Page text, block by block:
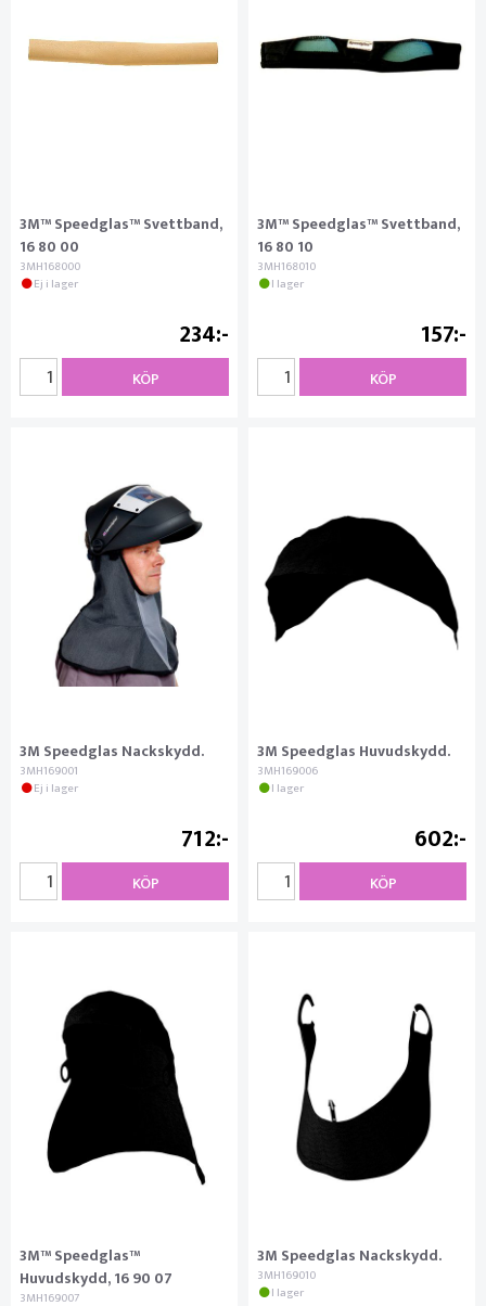
3M™ Speedglas™ Svettband,
16 80 00
3MH168000
Ej i lager
234
KÖP
3M™ Speedglas™ Svettband,
16 80 10
3MH168010
I lager
157
KÖP
3M Speedglas Nackskydd.
3MH169001
Ej i lager
712
KÖP
3M Speedglas Huvudskydd.
3MH169006
I lager
602
KÖP
3M™ Speedglas™
Huvudskydd, 16 90 07
3MH169007
3M Speedglas Nackskydd.
3MH169010
I lager